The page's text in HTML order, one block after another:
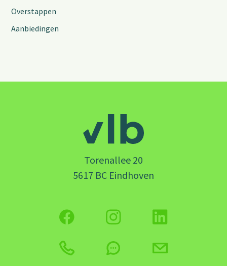
Overstappen
Aanbiedingen
Torenallee 20
5617 BC Eindhoven